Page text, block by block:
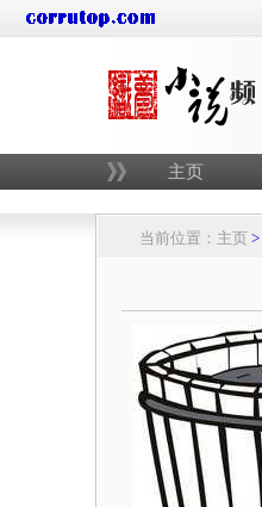
主页
当前位置： 主页 >